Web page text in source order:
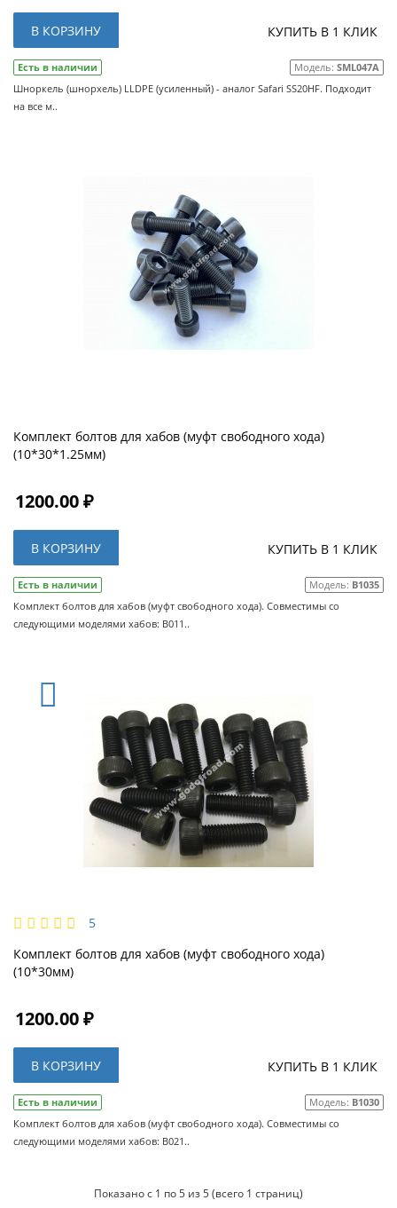
В КОРЗИНУ КУПИТЬ В 1 КЛИК
Есть в наличии Модель: SML047A
Шноркель (шнорхель) LLDPE (усиленный) - аналог Safari SS20HF. Подходит
на все м..
Комплект болтов для хабов (муфт свободного хода)
(10*30*1.25мм)
1200.00 ₽
В КОРЗИНУ КУПИТЬ В 1 КЛИК
Есть в наличии Модель: B1035
Комплект болтов для хабов (муфт свободного хода). Совместимы со
следующими моделями хабов: B011..
5
Комплект болтов для хабов (муфт свободного хода)
(10*30мм)
1200.00 ₽
В КОРЗИНУ КУПИТЬ В 1 КЛИК
Есть в наличии Модель: B1030
Комплект болтов для хабов (муфт свободного хода). Совместимы со
следующими моделями хабов: B021..
Показано с 1 по 5 из 5 (всего 1 страниц)